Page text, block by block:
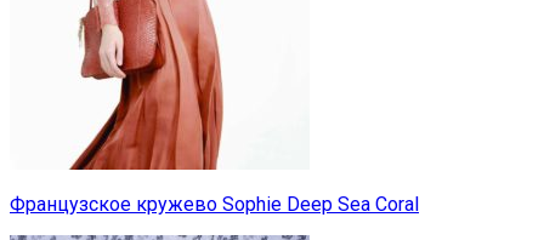
Французское кружево Sophie Deep Sea Coral